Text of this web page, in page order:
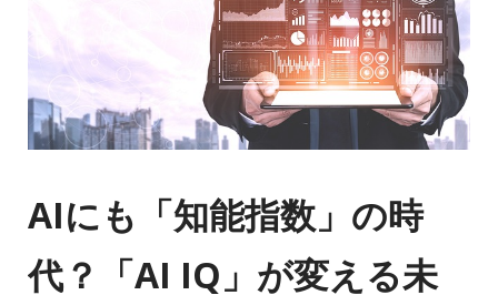
AIにも「知能指数」の時
代？「AI IQ」が変える未